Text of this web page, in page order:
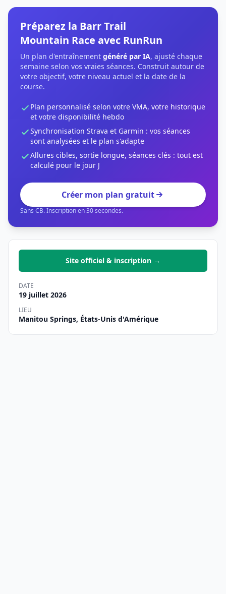
Préparez la Barr Trail
Mountain Race avec RunRun
Un plan d'entraînement généré par IA, ajusté chaque
semaine selon vos vraies séances. Construit autour de
votre objectif, votre niveau actuel et la date de la
course.
Plan personnalisé selon votre VMA, votre historique
et votre disponibilité hebdo
Synchronisation Strava et Garmin : vos séances
sont analysées et le plan s'adapte
Allures cibles, sortie longue, séances clés : tout est
calculé pour le jour J
Créer mon plan gratuit
Sans CB. Inscription en 30 secondes.
Site officiel & inscription →
DATE
19 juillet 2026
LIEU
Manitou Springs, États-Unis d'Amérique